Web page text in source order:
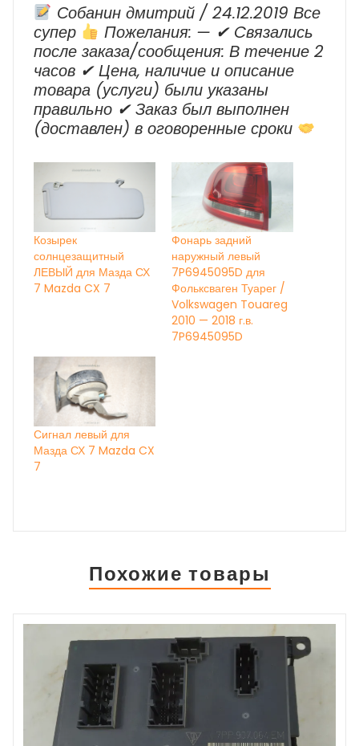
Собанин дмитрий / 24.12.2019 Все
супер
Пожелания: — ✔ Cвязались
после заказа/сообщения: В течение 2
часов ✔ Цена, наличие и описание
товара (услуги) были указаны
правильно ✔ Заказ был выполнен
(доставлен) в оговоренные сроки
Козырек
солнцезащитный
ЛЕВЫЙ для Мазда СХ
7 Mazda CX 7
Фонарь задний
наружный левый
7P6945095D для
Фольксваген Туарег /
Volkswagen Touareg
2010 — 2018 г.в.
7P6945095D
Сигнал левый для
Мазда СХ 7 Mazda CX
7
Похожие товары